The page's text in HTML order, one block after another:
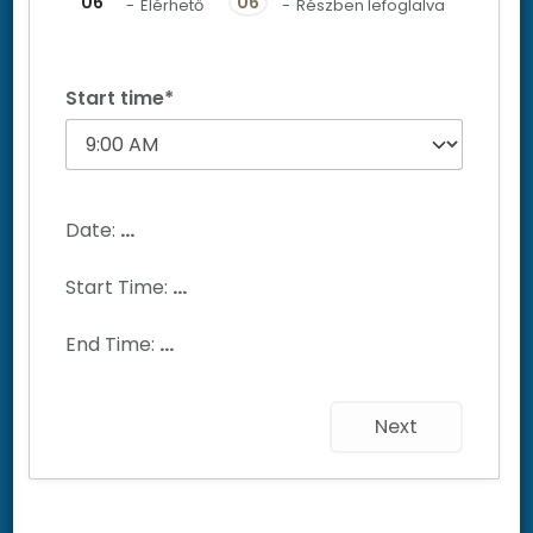
- Elérhető - Részben lefoglalva
Start time*
Date: ...
Start Time: ...
End Time: ...
Next